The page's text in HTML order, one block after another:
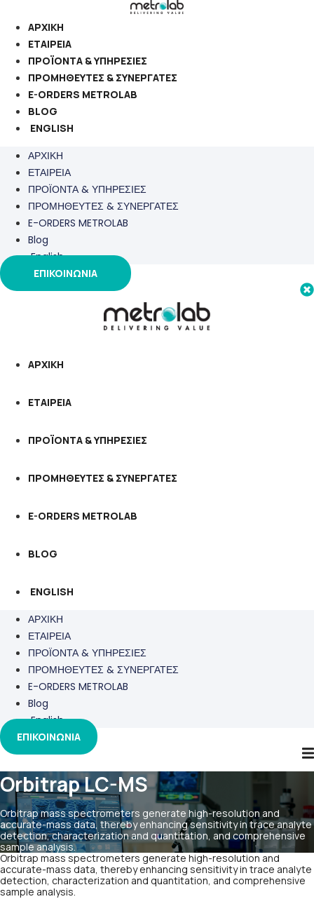
στο
περιεχόμενο
ΑΡΧΙΚΗ
ΕΤΑΙΡΕΙΑ
ΠΡΟΪΟΝΤΑ & ΥΠΗΡΕΣΙΕΣ
ΠΡΟΜΗΘΕΥΤΕΣ & ΣΥΝΕΡΓΑΤΕΣ
E-ORDERS METROLAB
BLOG
ENGLISH
ΑΡΧΙΚΗ
ΕΤΑΙΡΕΙΑ
ΠΡΟΪΟΝΤΑ & ΥΠΗΡΕΣΙΕΣ
ΠΡΟΜΗΘΕΥΤΕΣ & ΣΥΝΕΡΓΑΤΕΣ
E-ORDERS METROLAB
Blog
English
ΕΠΙΚΟΙΝΩΝΙΑ
ΑΡΧΙΚΗ
ΕΤΑΙΡΕΙΑ
ΠΡΟΪΟΝΤΑ & ΥΠΗΡΕΣΙΕΣ
ΠΡΟΜΗΘΕΥΤΕΣ & ΣΥΝΕΡΓΑΤΕΣ
E-ORDERS METROLAB
BLOG
ENGLISH
ΑΡΧΙΚΗ
ΕΤΑΙΡΕΙΑ
ΠΡΟΪΟΝΤΑ & ΥΠΗΡΕΣΙΕΣ
ΠΡΟΜΗΘΕΥΤΕΣ & ΣΥΝΕΡΓΑΤΕΣ
E-ORDERS METROLAB
Blog
English
ΕΠΙΚΟΙΝΩΝΙΑ
Orbitrap LC-MS
Orbitrap mass spectrometers generate high-resolution and
accurate-mass data, thereby enhancing sensitivity in trace analyte
detection, characterization and quantitation, and comprehensive
sample analysis.
Orbitrap mass spectrometers generate high-resolution and
accurate-mass data, thereby enhancing sensitivity in trace analyte
detection, characterization and quantitation, and comprehensive
sample analysis.